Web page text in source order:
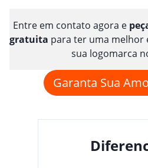
Entre em contato agora e
gratuita para ter uma melhor
sua logomarca
Garanta Sua